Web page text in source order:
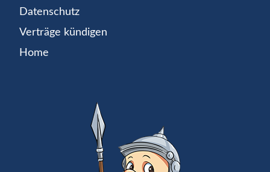
Datenschutz
Verträge kündigen
Home